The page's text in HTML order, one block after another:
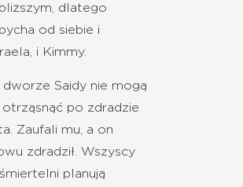
dlatego
od siebie i
i Kimmy.
dworze Saidy nie mogą
otrząsnąć po zdradzie
Zaufali mu, a on
zdradził. Wszyscy
planują